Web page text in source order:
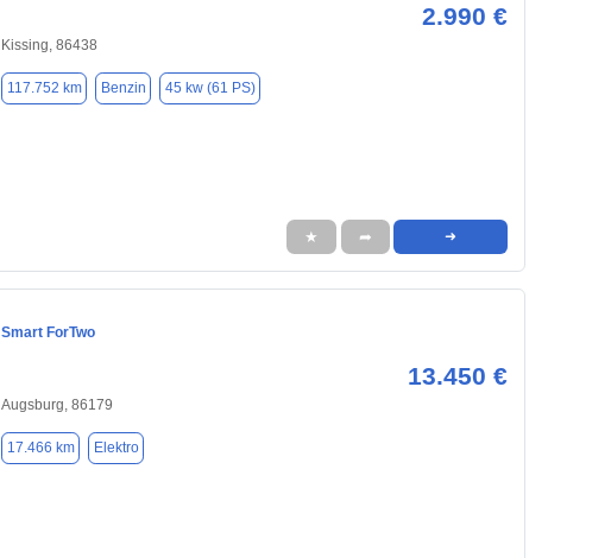
2.990 €
Kissing, 86438
117.752 km Benzin 45 kw (61 PS)
★ ➦ ➜
Smart ForTwo
13.450 €
Augsburg, 86179
17.466 km Elektro